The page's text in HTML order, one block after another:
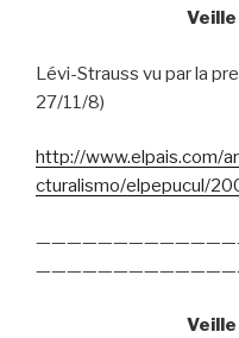
Lévi-Strauss vu par la
27/11/8)
http://www.elpais.com/
cturalismo/elpepucul/